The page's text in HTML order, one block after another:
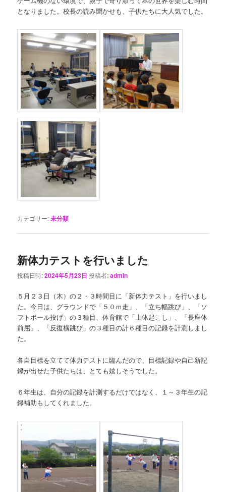
となりました。校長の読み聞かせも、子供たちに大人気でした。
カテゴリー:未分類
新体力テストを行いました
投稿日時:2024年5月23日 投稿者:admin
５月２３日（木）の２・３時間目に「新体力テスト」を行いまし
た。今日は、グラウンドで「５０ｍ走」、「立ち幅跳び」、「ソ
フトボール投げ」の３種目、体育館で「上体起こし」、「長座体
前屈」、「反復横跳び」の３種目の計６種目の記録を計測しまし
た。
各自目標を立てて体力テストに臨んだので、目標記録や自己新記
録が出せた子供たちは、とても嬉しそうでした。
６年生は、自分の記録を計測するだけではなく、１～３年生の記
録補助もしてくれました。